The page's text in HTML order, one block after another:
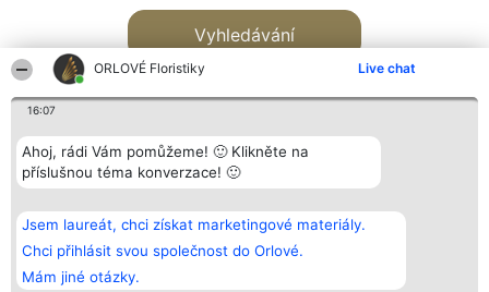
ORLOVÉ Floristiky Live chat
16:07
Ahoj, rádi Vám pomůžeme! 🙂 Klikněte na
příslušnou téma konverzace! 🙂
Jsem laureát, chci získat marketingové materiály.
Chci přihlásit svou společnost do Orlové.
Mám jiné otázky.
Vyhledávání
Bright Side Solutions sp. z o.
o. sp. k.
ul. Ruska 22
Wrocław 50-079
KRS 0000749100 | Regon
Vítězové
Seznam všech
laureátů
Zásady
Kontakt